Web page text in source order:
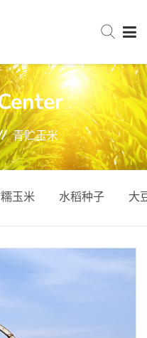
青贮玉米
玉米 水稻种子 大